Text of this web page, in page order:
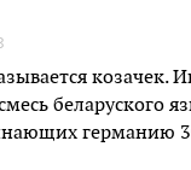
козачек.
беларуского
германию